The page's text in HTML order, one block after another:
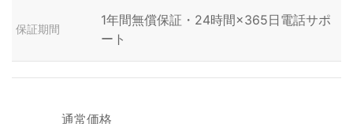
保証期間
1年間無償保証・24時間×365日電話サポ
ート
通常価格